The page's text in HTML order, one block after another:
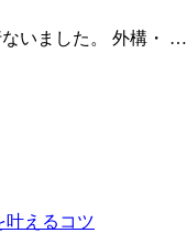
いました。 外構・ …
叶えるコツ